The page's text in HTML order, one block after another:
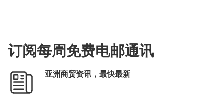
订阅每周免费电邮通讯
亚洲商贸资讯，最快最新